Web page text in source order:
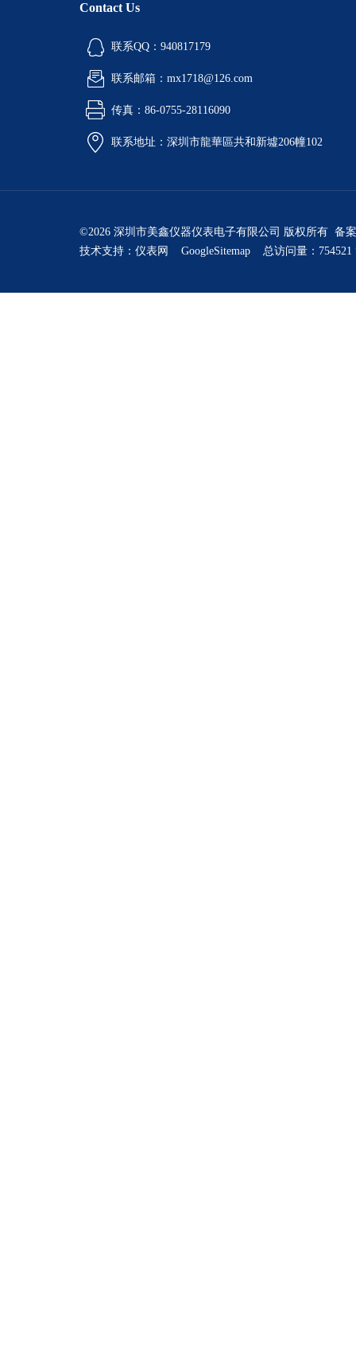
Contact Us
联系QQ：940817179
联系邮箱：mx1718@126.com
传真：86-0755-28116090
联系地址：深圳市龍華區共和新墟206幢102
©2026 深圳市美鑫仪器仪表电子有限公司 版权所有 备
技术支持： 仪表网 GoogleSitemap 总访问量：754521